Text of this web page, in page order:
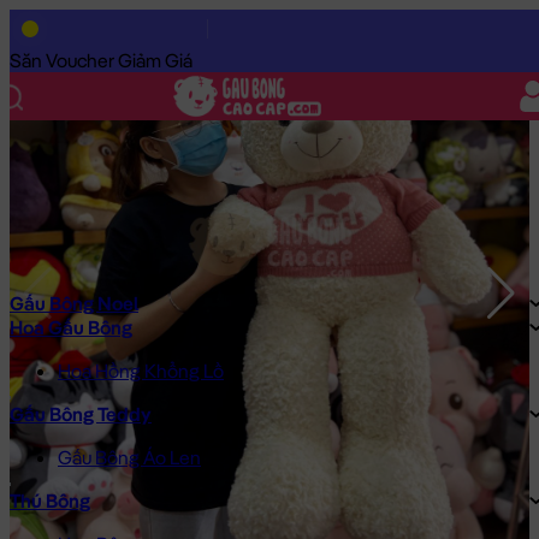
Săn Voucher Giảm Giá
Gấu Bông Noel
Hoa Gấu Bông
Hoa Hồng Khổng Lồ
Gấu Bông Teddy
Gấu Bông Áo Len
Thú Bông
Trang Chủ